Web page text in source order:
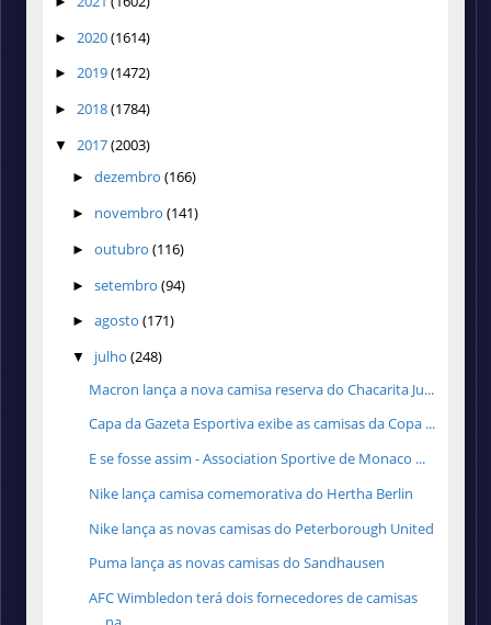
► 2020(1614)
► 2019(1472)
► 2018(1784)
▼ 2017(2003)
► dezembro (166)
► novembro (141)
► outubro (116)
► setembro (94)
► agosto (171)
▼ julho (248)
Macron lança a nova camisa reserva do Chacarita Ju...
Capa da Gazeta Esportiva exibe as camisas da Copa ...
E se fosse assim - Association Sportive de Monaco ...
Nike lança camisa comemorativa do Hertha Berlin
Nike lança as novas camisas do Peterborough United
Puma lança as novas camisas do Sandhausen
AFC Wimbledon terá dois fornecedores de camisas